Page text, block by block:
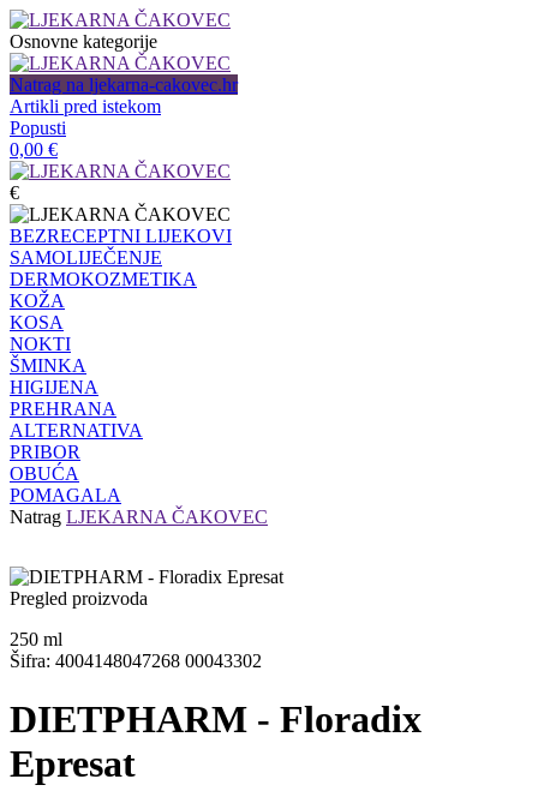
Osnovne kategorije
Natrag na ljekarna-cakovec.hr
Artikli pred istekom
Popusti
0,00 €
€
BEZRECEPTNI LIJEKOVI
SAMOLIJEČENJE
DERMOKOZMETIKA
KOŽA
KOSA
NOKTI
ŠMINKA
HIGIJENA
PREHRANA
ALTERNATIVA
PRIBOR
OBUĆA
POMAGALA
Natrag LJEKARNA ČAKOVEC
Pregled proizvoda
250 ml
Šifra: 4004148047268 00043302
DIETPHARM - Floradix
Epresat